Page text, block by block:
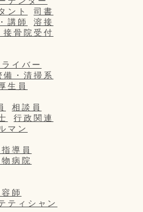
ント
司書
講師
溶接
接骨院受付
イバー
備・清掃系
生員
相談員
行政関連
マン
導員
病院
師
ティシャン